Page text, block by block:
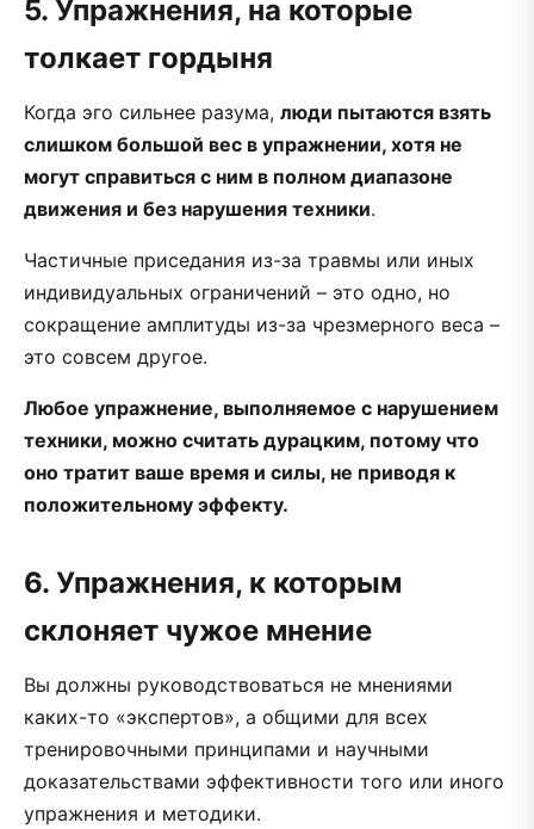
5. Упражнения, на которые
толкает гордыня
Когда эго сильнее разума, люди пытаются взять
слишком большой вес в упражнении, хотя не
могут справиться с ним в полном диапазоне
движения и без нарушения техники.
Частичные приседания из-за травмы или иных
индивидуальных ограничений – это одно, но
сокращение амплитуды из-за чрезмерного веса –
это совсем другое.
Любое упражнение, выполняемое с нарушением
техники, можно считать дурацким, потому что
оно тратит ваше время и силы, не приводя к
положительному эффекту.
6. Упражнения, к которым
склоняет чужое мнение
Вы должны руководствоваться не мнениями
каких-то «экспертов», а общими для всех
тренировочными принципами и научными
доказательствами эффективности того или иного
упражнения и методики.